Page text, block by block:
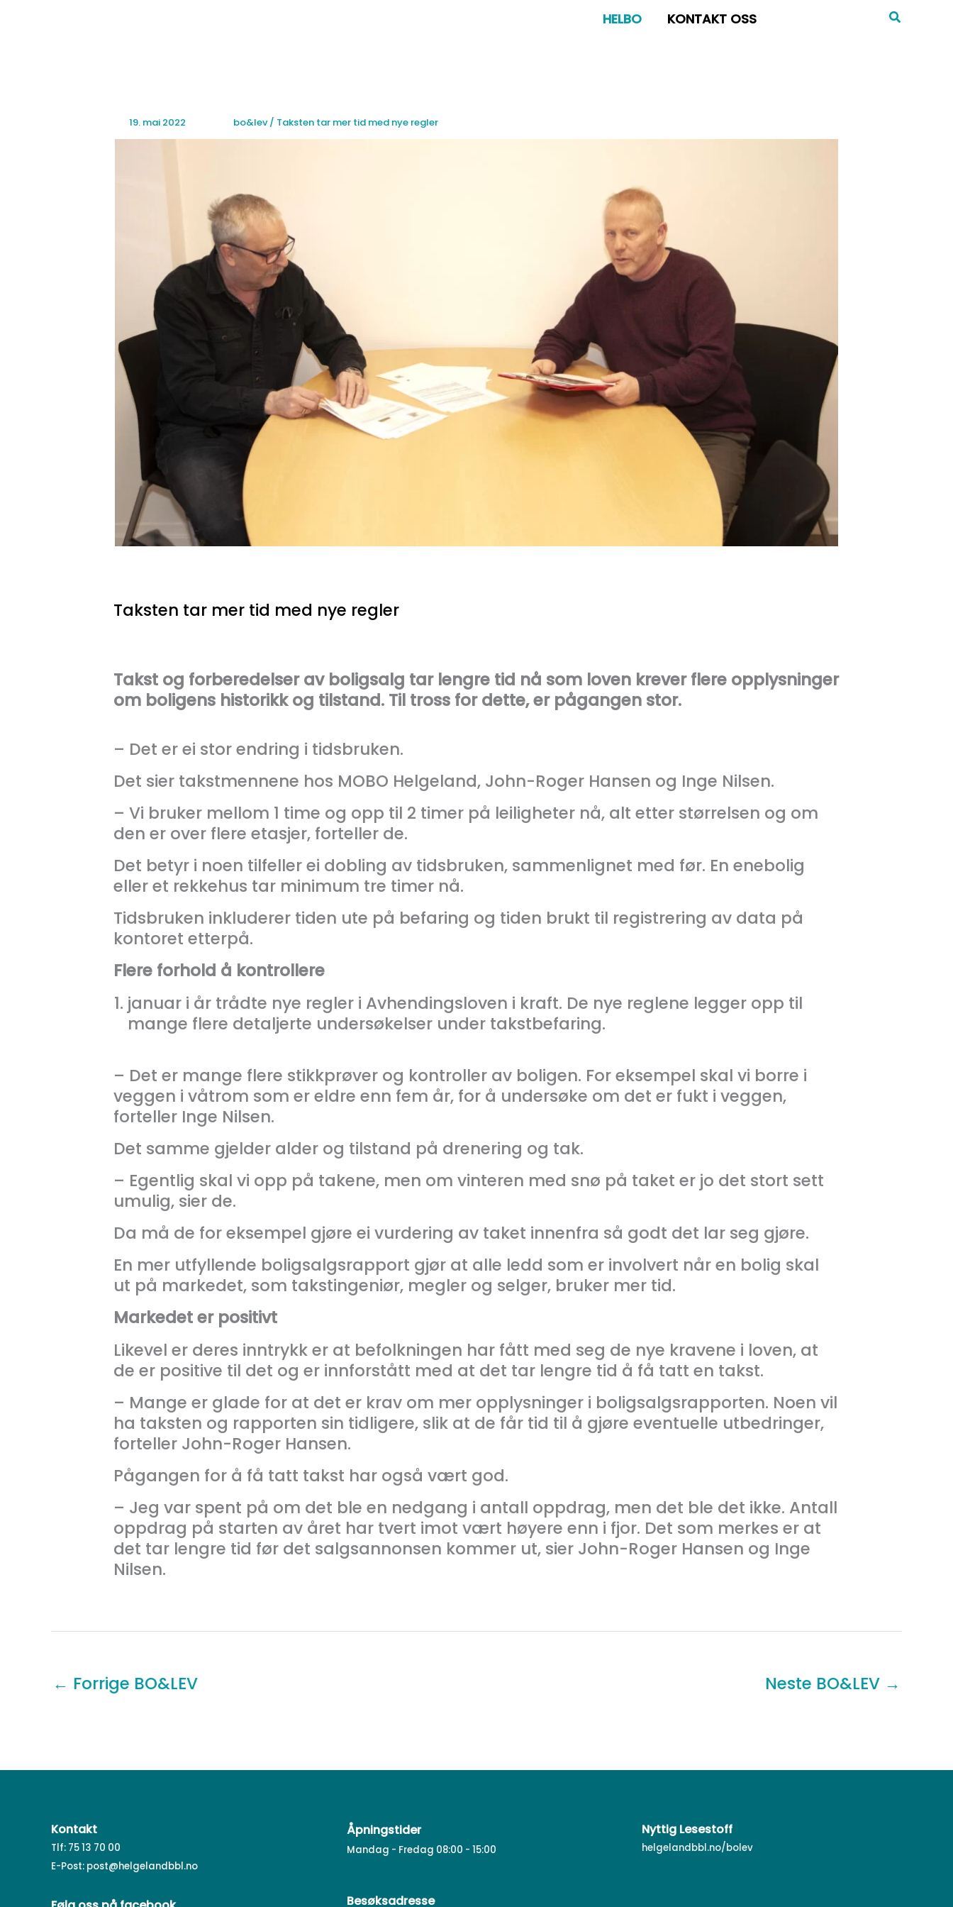
HELBO KONTAKT OSS
19. mai 2022 bo&lev / Taksten tar mer tid med nye regler
Taksten tar mer tid med nye regler
Takst og forberedelser av boligsalg tar lengre tid nå som loven krever flere opplysninger
om boligens historikk og tilstand. Til tross for dette, er pågangen stor.
– Det er ei stor endring i tidsbruken.
Det sier takstmennene hos MOBO Helgeland, John-Roger Hansen og Inge Nilsen.
– Vi bruker mellom 1 time og opp til 2 timer på leiligheter nå, alt etter størrelsen og om
den er over flere etasjer, forteller de.
Det betyr i noen tilfeller ei dobling av tidsbruken, sammenlignet med før. En enebolig
eller et rekkehus tar minimum tre timer nå.
Tidsbruken inkluderer tiden ute på befaring og tiden brukt til registrering av data på
kontoret etterpå.
Flere forhold å kontrollere
januar i år trådte nye regler i Avhendingsloven i kraft. De nye reglene legger opp til
mange flere detaljerte undersøkelser under takstbefaring.
– Det er mange flere stikkprøver og kontroller av boligen. For eksempel skal vi borre i
veggen i våtrom som er eldre enn fem år, for å undersøke om det er fukt i veggen,
forteller Inge Nilsen.
Det samme gjelder alder og tilstand på drenering og tak.
– Egentlig skal vi opp på takene, men om vinteren med snø på taket er jo det stort sett
umulig, sier de.
Da må de for eksempel gjøre ei vurdering av taket innenfra så godt det lar seg gjøre.
En mer utfyllende boligsalgsrapport gjør at alle ledd som er involvert når en bolig skal
ut på markedet, som takstingeniør, megler og selger, bruker mer tid.
Markedet er positivt
Likevel er deres inntrykk er at befolkningen har fått med seg de nye kravene i loven, at
de er positive til det og er innforstått med at det tar lengre tid å få tatt en takst.
– Mange er glade for at det er krav om mer opplysninger i boligsalgsrapporten. Noen vil
ha taksten og rapporten sin tidligere, slik at de får tid til å gjøre eventuelle utbedringer,
forteller John-Roger Hansen.
Pågangen for å få tatt takst har også vært god.
– Jeg var spent på om det ble en nedgang i antall oppdrag, men det ble det ikke. Antall
oppdrag på starten av året har tvert imot vært høyere enn i fjor. Det som merkes er at
det tar lengre tid før det salgsannonsen kommer ut, sier John-Roger Hansen og Inge
Nilsen.
← Forrige BO&LEV Neste BO&LEV →
Kontakt
Tlf: 75 13 70 00
E-Post: post@helgelandbbl.no
Åpningstider
Mandag - Fredag 08:00 - 15:00
Besøksadresse
Nyttig Lesestoff
helgelandbbl.no/bolev